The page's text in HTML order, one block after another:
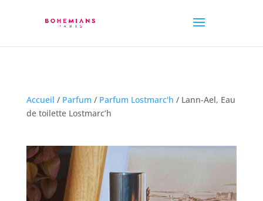
Accueil / Parfum / Parfum Lostmarc'h / Lann-Ael, Eau
de toilette Lostmarc’h